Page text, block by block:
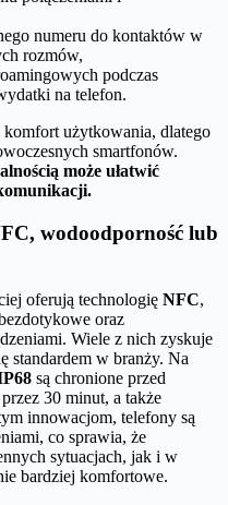
numeru do kontaktów w
rozmów,
podczas
na telefon.
użytkowania, dlatego
smartfonów.
może ułatwić
wodoodporność lub
oferują technologię NFC,
oraz
Wiele z nich zyskuje
standardem w branży. Na
są chronione przed
30 minut, a także
innowacjom, telefony są
co sprawia, że
sytuacjach, jak i w
bardziej komfortowe.